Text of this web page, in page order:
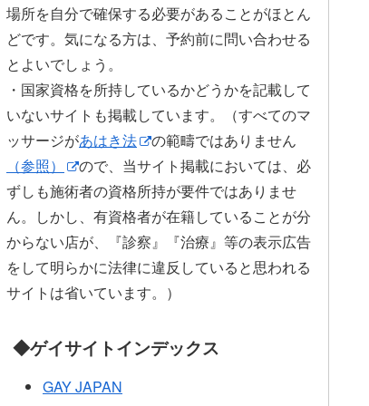
場所を自分で確保する必要があることがほとん
どです。気になる方は、予約前に問い合わせる
とよいでしょう。
・国家資格を所持しているかどうかを記載して
いないサイトも掲載しています。（すべてのマ
ッサージがあはき法
の範疇ではありません
（参照）
ので、当サイト掲載においては、必
ずしも施術者の資格所持が要件ではありませ
ん。しかし、有資格者が在籍していることが分
からない店が、『診察』『治療』等の表示広告
をして明らかに法律に違反していると思われる
サイトは省いています。）
◆ゲイサイトインデックス
GAY JAPAN